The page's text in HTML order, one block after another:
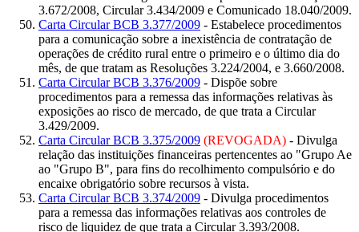
3.672/2008, Circular 3.434/2009 e Comunicado 18.040/2009.
Carta Circular BCB 3.377/2009 - Estabelece procedimentos
para a comunicação sobre a inexistência de contratação de
operações de crédito rural entre o primeiro e o último dia do
mês, de que tratam as Resoluções 3.224/2004, e 3.660/2008.
Carta Circular BCB 3.376/2009 - Dispõe sobre
procedimentos para a remessa das informações relativas às
exposições ao risco de mercado, de que trata a Circular
3.429/2009.
Carta Circular BCB 3.375/2009 (REVOGADA) - Divulga
relação das instituições financeiras pertencentes ao "Grupo Ae
ao "Grupo B", para fins do recolhimento compulsório e do
encaixe obrigatório sobre recursos à vista.
Carta Circular BCB 3.374/2009 - Divulga procedimentos
para a remessa das informações relativas aos controles de
risco de liquidez de que trata a Circular 3.393/2008.